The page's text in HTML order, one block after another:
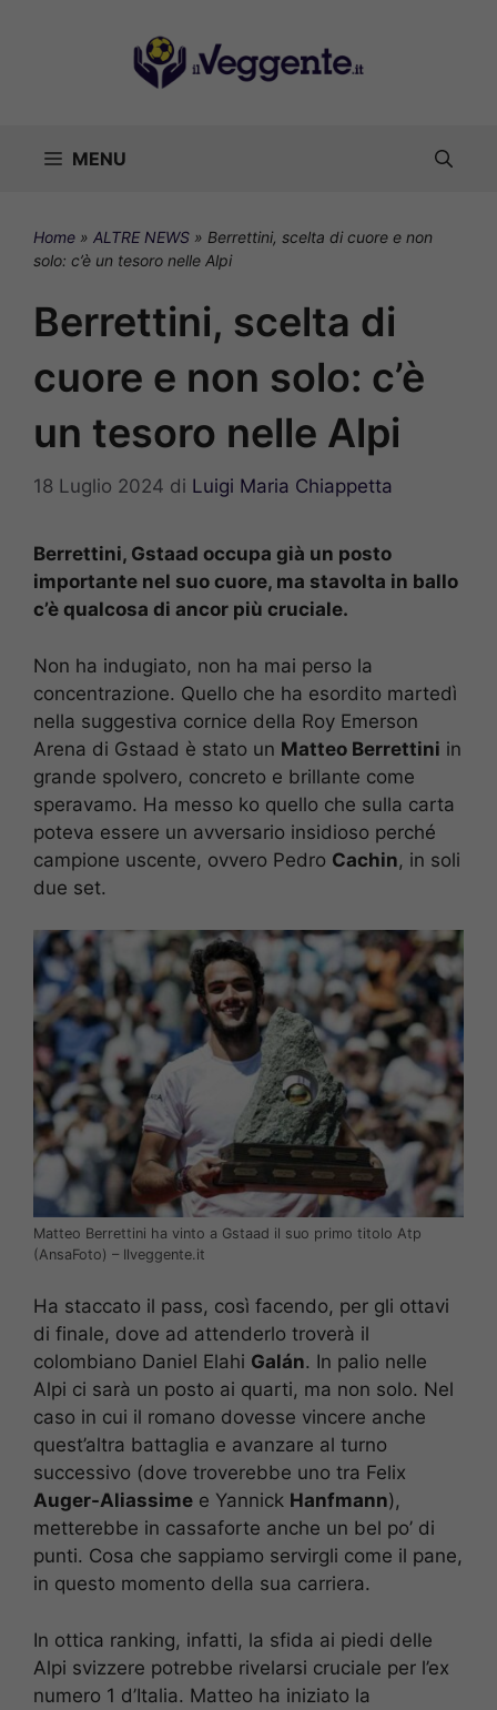
MENU
Home » ALTRE NEWS » Berrettini, scelta di cuore e non
solo: c’è un tesoro nelle Alpi
Berrettini, scelta di
cuore e non solo: c’è
un tesoro nelle Alpi
18 Luglio 2024 di Luigi Maria Chiappetta
Berrettini, Gstaad occupa già un posto
importante nel suo cuore, ma stavolta in ballo
c’è qualcosa di ancor più cruciale.
Non ha indugiato, non ha mai perso la
concentrazione. Quello che ha esordito martedì
nella suggestiva cornice della Roy Emerson
Arena di Gstaad è stato un Matteo Berrettini in
grande spolvero, concreto e brillante come
speravamo. Ha messo ko quello che sulla carta
poteva essere un avversario insidioso perché
campione uscente, ovvero Pedro Cachin, in soli
due set.
Matteo Berrettini ha vinto a Gstaad il suo primo titolo Atp
(AnsaFoto) – Ilveggente.it
Ha staccato il pass, così facendo, per gli ottavi
di finale, dove ad attenderlo troverà il
colombiano Daniel Elahi Galán. In palio nelle
Alpi ci sarà un posto ai quarti, ma non solo. Nel
caso in cui il romano dovesse vincere anche
quest’altra battaglia e avanzare al turno
successivo (dove troverebbe uno tra Felix
Auger-Aliassime e Yannick Hanfmann),
metterebbe in cassaforte anche un bel po’ di
punti. Cosa che sappiamo servirgli come il pane,
in questo momento della sua carriera.
In ottica ranking, infatti, la sfida ai piedi delle
Alpi svizzere potrebbe rivelarsi cruciale per l’ex
numero 1 d’Italia. Matteo ha iniziato la